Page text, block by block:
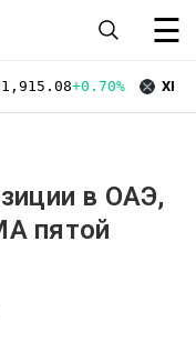
☰
+0.70% XRP
в ОАЭ,
пятой